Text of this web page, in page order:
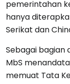
pemerintahan
hanya
Serikat dan
Sebagai bagian
MbS
memuat Tata